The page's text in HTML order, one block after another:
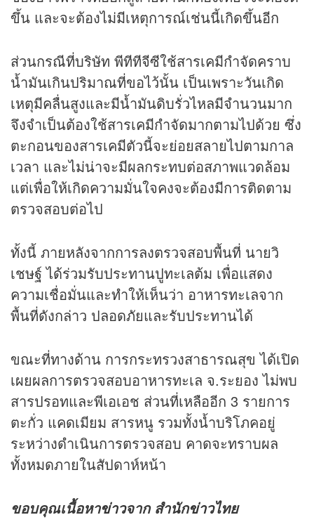
ขึ้น และจะต้องไม่มีเหตุการณ์เช่นนี้เกิดขึ้นอีก
ส่วนกรณีที่บริษัท พีทีทีจีซีใช้สารเคมีกำจัดคราบ
น้ำมันเกินปริมาณที่ขอไว้นั้น เป็นเพราะวันเกิด
เหตุมีคลื่นสูงและมีน้ำมันดิบรั่วไหลมีจำนวนมาก
จึงจำเป็นต้องใช้สารเคมีกำจัดมากตามไปด้วย ซึ่ง
ตะกอนของสารเคมีตัวนี้จะย่อยสลายไปตามกาล
เวลา และไม่น่าจะมีผลกระทบต่อสภาพแวดล้อม
แต่เพื่อให้เกิดความมั่นใจคงจะต้องมีการติดตาม
ตรวจสอบต่อไป
ทั้งนี้ ภายหลังจากการลงตรวจสอบพื้นที่ นายวิ
เชษฐ์ ได้ร่วมรับประทานปูทะเลต้ม เพื่อแสดง
ความเชื่อมั่นและทำให้เห็นว่า อาหารทะเลจาก
พื้นที่ดังกล่าว ปลอดภัยและรับประทานได้
ขณะที่ทางด้าน การกระทรวงสาธารณสุข ได้เปิด
เผยผลการตรวจสอบอาหารทะเล จ.ระยอง ไม่พบ
สารปรอทและพีเอเอช ส่วนที่เหลืออีก 3 รายการ
ตะกั่ว แคดเมียม สารหนู รวมทั้งน้ำบริโภคอยู่
ระหว่างดำเนินการตรวจสอบ คาดจะทราบผล
ทั้งหมดภายในสัปดาห์หน้า
ขอบคุณเนื้อหาข่าวจาก สำนักข่าวไทย